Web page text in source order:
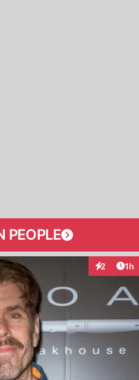
PEOPLE
2 1h